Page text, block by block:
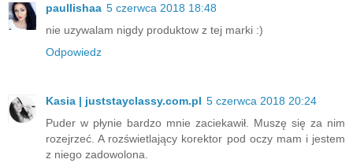
paullishaa 5 czerwca 2018 18:48
nie uzywalam nigdy produktow z tej marki :)
Odpowiedz
Kasia | juststayclassy.com.pl 5 czerwca 2018 20:24
Puder w płynie bardzo mnie zaciekawił. Muszę się za nim
rozejrzeć. A rozświetlający korektor pod oczy mam i jestem
z niego zadowolona.